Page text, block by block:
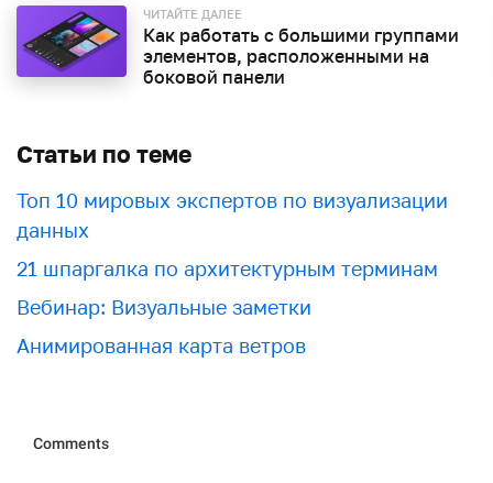
ЧИТАЙТЕ ДАЛЕЕ
Как работать с большими группами
элементов, расположенными на
боковой панели
Статьи по теме
Топ 10 мировых экспертов по визуализации
данных
21 шпаргалка по архитектурным терминам
Вебинар: Визуальные заметки
Анимированная карта ветров